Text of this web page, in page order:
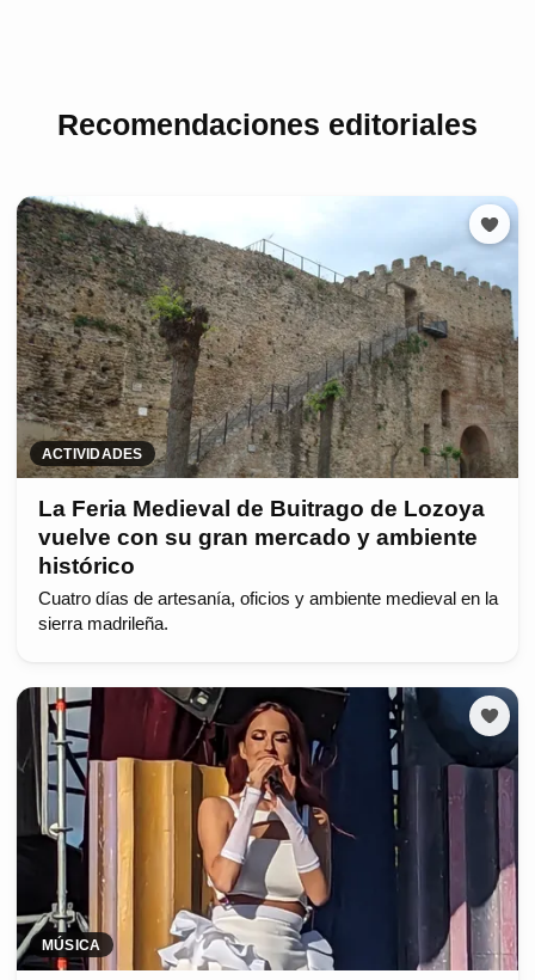
Recomendaciones editoriales
ACTIVIDADES
La Feria Medieval de Buitrago de Lozoya
vuelve con su gran mercado y ambiente
histórico
Cuatro días de artesanía, oficios y ambiente medieval en la
sierra madrileña.
MÚSICA